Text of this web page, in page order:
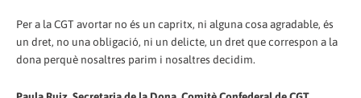
Per a la CGT avortar no és un capritx, ni alguna cosa agradable, és
un dret, no una obligació, ni un delicte, un dret que correspon a la
dona perquè nosaltres parim i nosaltres decidim.